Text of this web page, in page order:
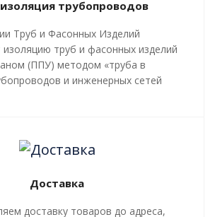
трубопроводов
Труб и Фасонных Изделий
изоляцию труб и фасонных изделий
(ППУ) методом «труба в
и инженерных сетей
в рамках
изоляции труб и трубопроводной
и СТ 4937-001-18929664-04.
Доставка
доставку товаров до адреса,